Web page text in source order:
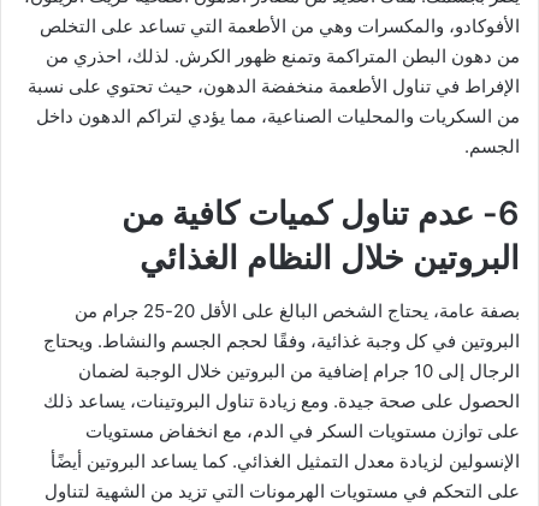
الأفوكادو، والمكسرات وهي من الأطعمة التي تساعد على التخلص
من دهون البطن المتراكمة وتمنع ظهور الكرش. لذلك، احذري من
الإفراط في تناول الأطعمة منخفضة الدهون، حيث تحتوي على نسبة
من السكريات والمحليات الصناعية، مما يؤدي لتراكم الدهون داخل
الجسم.
6- عدم تناول كميات كافية من
البروتين خلال النظام الغذائي
بصفة عامة، يحتاج الشخص البالغ على الأقل 20-25 جرام من
البروتين في كل وجبة غذائية، وفقًا لحجم الجسم والنشاط. ويحتاج
الرجال إلى 10 جرام إضافية من البروتين خلال الوجبة لضمان
الحصول على صحة جيدة. ومع زيادة تناول البروتينات، يساعد ذلك
على توازن مستويات السكر في الدم، مع انخفاض مستويات
الإنسولين لزيادة معدل التمثيل الغذائي. كما يساعد البروتين أيضًأ
على التحكم في مستويات الهرمونات التي تزيد من الشهية لتناول